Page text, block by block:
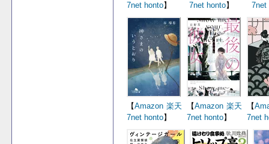
7net honto】
7net honto】
7net
【Amazon 楽天
7net honto】
【Amazon 楽天
7net honto】
【
7net